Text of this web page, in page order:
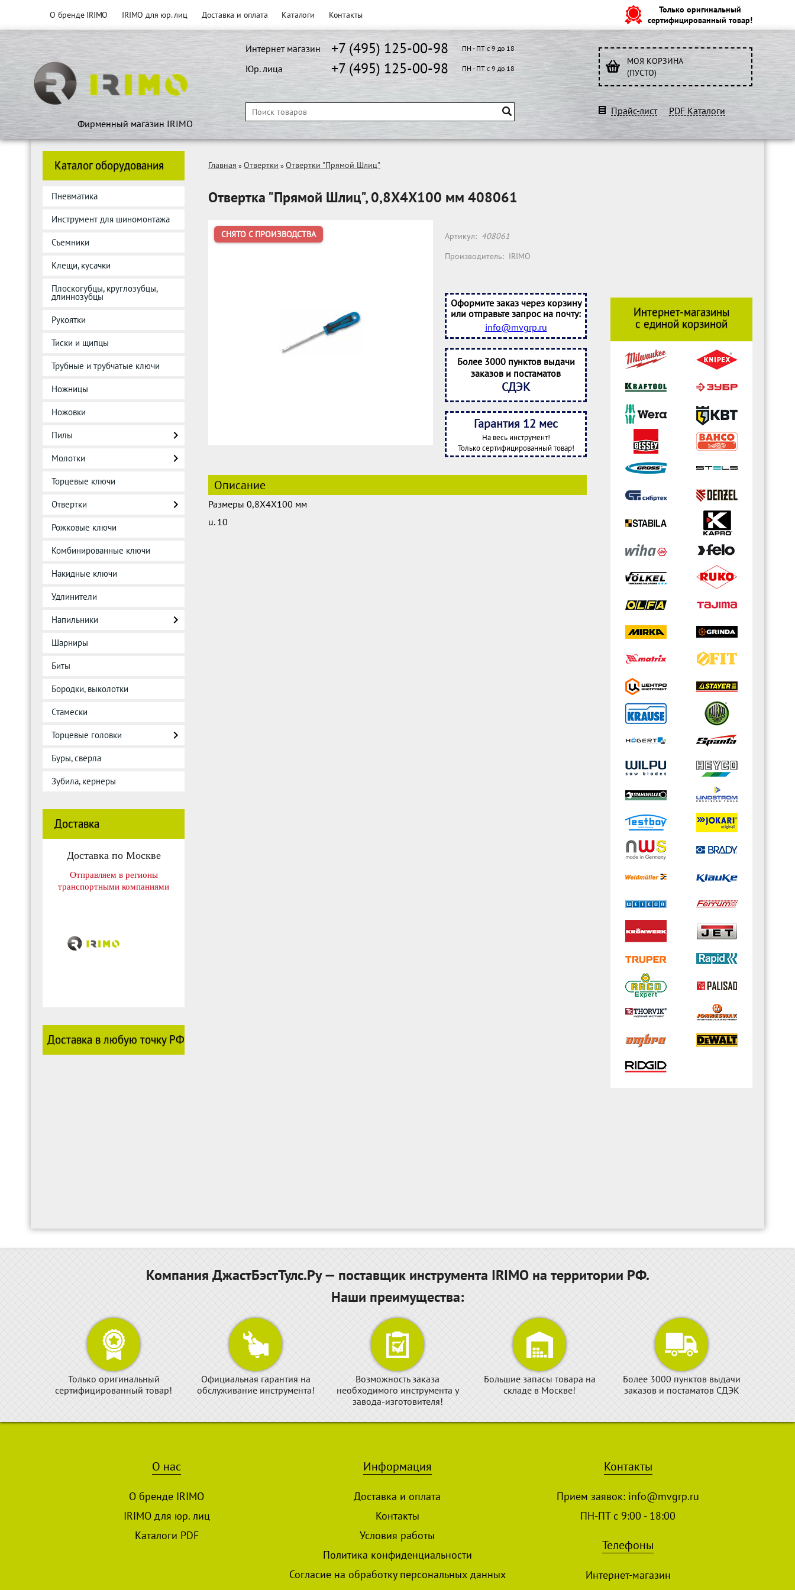
О бренде IRIMO IRIMO для юр. лиц Доставка и оплата Каталоги Контакты
Только оригинальный
сертифицированный товар!
Фирменный магазин IRIMO
Интернет магазин +7 (495) 125-00-98 ПН - ПТ с 9 до 18
Юр. лица +7 (495) 125-00-98 ПН - ПТ с 9 до 18
МОЯ КОРЗИНА
(ПУСТО)
Прайс-лист PDF Каталоги
Каталог оборудования
Пневматика
Инструмент для шиномонтажа
Съемники
Клещи, кусачки
Плоскогубцы, круглозубцы,
длиннозубцы
Рукоятки
Тиски и щипцы
Трубные и трубчатые ключи
Ножницы
Ножовки
Пилы
Молотки
Торцевые ключи
Отвертки
Рожковые ключи
Комбинированные ключи
Накидные ключи
Удлинители
Напильники
Шарниры
Биты
Бородки, выколотки
Стамески
Торцевые головки
Буры, сверла
Зубила, кернеры
Доставка
Доставка по Москве
Отправляем в регионы
транспортными компаниями
Доставка в любую точку РФ
Главная » Отвертки » Отвертки "Прямой Шлиц"
Отвертка "Прямой Шлиц", 0,8X4X100 мм 408061
СНЯТО С ПРОИЗВОДСТВА Артикул: 408061
Производитель: IRIMO
Оформите заказ через корзину
или отправьте запрос на почту:
info@mvgrp.ru
Более 3000 пунктов выдачи
заказов и постаматов
СДЭК
Гарантия 12 мес
На весь инструмент!
Только сертифицированный товар!
Описание
Размеры 0,8X4X100 мм
u. 10
Интернет-магазины
с единой корзиной
Компания ДжастБэстТулс.Ру — поставщик инструмента IRIMO на территории РФ.
Наши преимущества:
Только оригинальный
сертифицированный товар!
Официальная гарантия на
обслуживание инструмента!
Возможность заказа
необходимого инструмента у
завода-изготовителя!
Большие запасы товара на
складе в Москве!
Более 3000 пунктов выдачи
заказов и постаматов СДЭК
О нас
О бренде IRIMO
IRIMO для юр. лиц
Каталоги PDF
Информация
Доставка и оплата
Контакты
Условия работы
Политика конфиденциальности
Согласие на обработку персональных данных
Контакты
Прием заявок: info@mvgrp.ru
ПН-ПТ с 9:00 - 18:00
Телефоны
Интернет-магазин